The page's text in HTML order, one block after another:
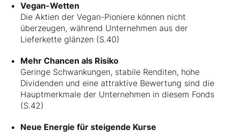
Vegan-Wetten
Die Aktien der Vegan-Pioniere können nicht
überzeugen, während Unternehmen aus der
Lieferkette glänzen (S.40)
Mehr Chancen als Risiko
Geringe Schwankungen, stabile Renditen, hohe
Dividenden und eine attraktive Bewertung sind die
Hauptmerkmale der Unternehmen in diesem Fonds
(S.42)
Neue Energie für steigende Kurse